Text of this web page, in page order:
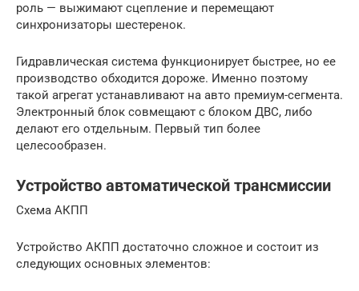
роль — выжимают сцепление и перемещают
синхронизаторы шестеренок.
Гидравлическая система функционирует быстрее, но ее
производство обходится дороже. Именно поэтому
такой агрегат устанавливают на авто премиум-сегмента.
Электронный блок совмещают с блоком ДВС, либо
делают его отдельным. Первый тип более
целесообразен.
Устройство автоматической трансмиссии
Схема АКПП
Устройство АКПП достаточно сложное и состоит из
следующих основных элементов: